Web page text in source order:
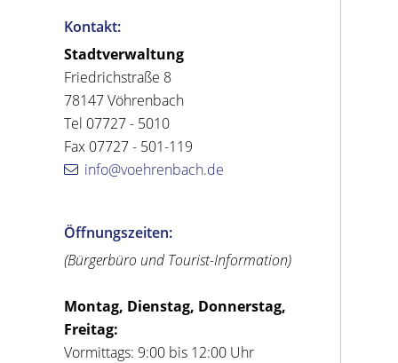
Kontakt:
Stadtverwaltung
Friedrichstraße 8
78147 Vöhrenbach
Tel 07727 - 5010
Fax 07727 - 501-119
info@voehrenbach.de
Öffnungszeiten:
(Bürgerbüro und Tourist-Information)
Montag, Dienstag, Donnerstag,
Freitag:
Vormittags: 9:00 bis 12:00 Uhr